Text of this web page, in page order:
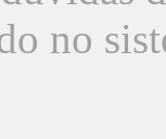
no